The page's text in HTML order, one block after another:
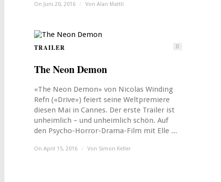
On Juni 20, 2016 / Von Alan Mattli
TRAILER 0
The Neon Demon
«The Neon Demon» von Nicolas Winding
Refn («Drive») feiert seine Weltpremiere
diesen Mai in Cannes. Der erste Trailer ist
unheimlich – und unheimlich schön. Auf
den Psycho-Horror-Drama-Film mit Elle ...
On April 15, 2016 / Von Simon Keller